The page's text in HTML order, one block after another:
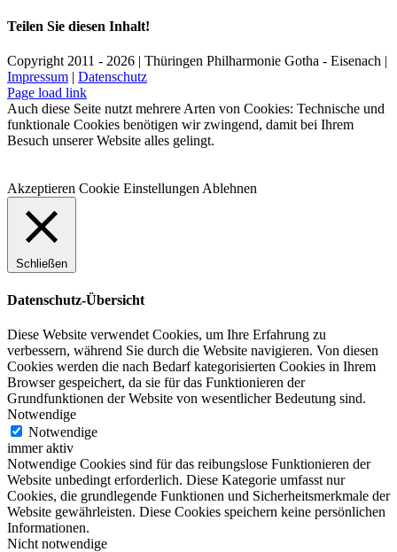
Teilen Sie diesen Inhalt!
Facebook
X
LinkedIn
E-
Mail
Copyright 2011 - 2026 | Thüringen Philharmonie Gotha - Eisenach |
Impressum | Datenschutz
Facebook
Instagram
WhatsApp
YouTube
E-
Mail
Telefon
Page load link
Auch diese Seite nutzt mehrere Arten von Cookies: Technische und
funktionale Cookies benötigen wir zwingend, damit bei Ihrem
Besuch unserer Website alles gelingt.
Akzeptieren Cookie Einstellungen Ablehnen
Schließen
Datenschutz-Übersicht
Diese Website verwendet Cookies, um Ihre Erfahrung zu
verbessern, während Sie durch die Website navigieren. Von diesen
Cookies werden die nach Bedarf kategorisierten Cookies in Ihrem
Browser gespeichert, da sie für das Funktionieren der
Grundfunktionen der Website von wesentlicher Bedeutung sind.
Notwendige
Notwendige
immer aktiv
Notwendige Cookies sind für das reibungslose Funktionieren der
Website unbedingt erforderlich. Diese Kategorie umfasst nur
Cookies, die grundlegende Funktionen und Sicherheitsmerkmale der
Website gewährleisten. Diese Cookies speichern keine persönlichen
Informationen.
Nicht notwendige